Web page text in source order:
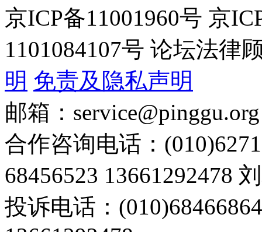
京ICP备11001960号 京
1101084107号 论坛法律
明 免责及隐私声明
邮箱：service@pinggu.org
合作咨询电话：
68456523 13661292478
投诉电话：